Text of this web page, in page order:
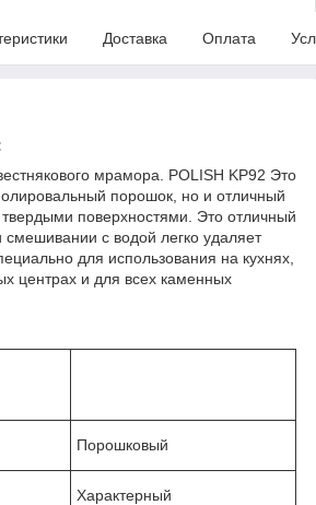
Доставка Оплата
мрамора. POLISH KP92 Это
порошок, но и отличный
твердыми поверхностями. Это отличный
смешивании с водой легко удаляет
для использования на кухнях,
центрах и для всех каменных
Порошковый
Характерный